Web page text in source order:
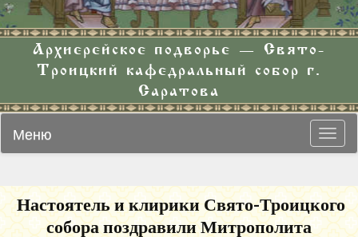
Архиерейское подворье — Свято-
Троицкий кафедральный собор г.
Саратова
Меню
Настоятель и клирики Свято-Троицкого
собора поздравили Митрополита